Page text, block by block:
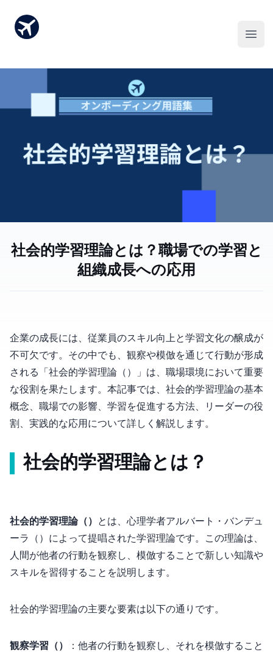
社会的学習理論とは？職場での学習と
組織成長への応用
企業の成長には、従業員のスキル向上と学習文化の醸成が
不可欠です。その中でも、観察や模倣を通じて行動が形成
される「社会的学習理論（Social Learning Theory）」は、職場環境において重要
な役割を果たします。本記事では、社会的学習理論の基本
概念、職場での影響、学習を促進する方法、リーダーの役
割、実践的な応用について詳しく解説します。
社会的学習理論とは？
社会的学習理論（Social Learning Theory）
とは、心理学者アルバート・バンデュ
ーラ（Albert Bandura）によって提唱された学習理論です。この理論は、
人間が他者の行動を観察し、模倣することで新しい知識や
スキルを習得することを説明します。
社会的学習理論の主要な要素は以下の通りです。
観察学習（Observational Learning）
：他者の行動を観察し、それを模倣すること